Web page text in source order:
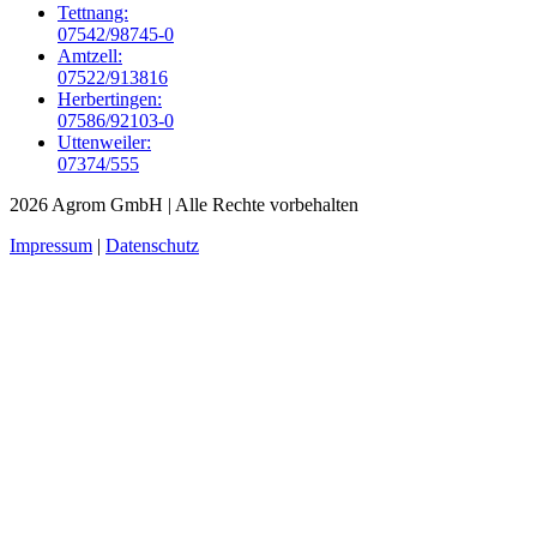
Tettnang:
07542/98745-0
Amtzell:
07522/913816
Herbertingen:
07586/92103-0
Uttenweiler:
07374/555
2026 Agrom GmbH | Alle Rechte vorbehalten
Impressum | Datenschutz